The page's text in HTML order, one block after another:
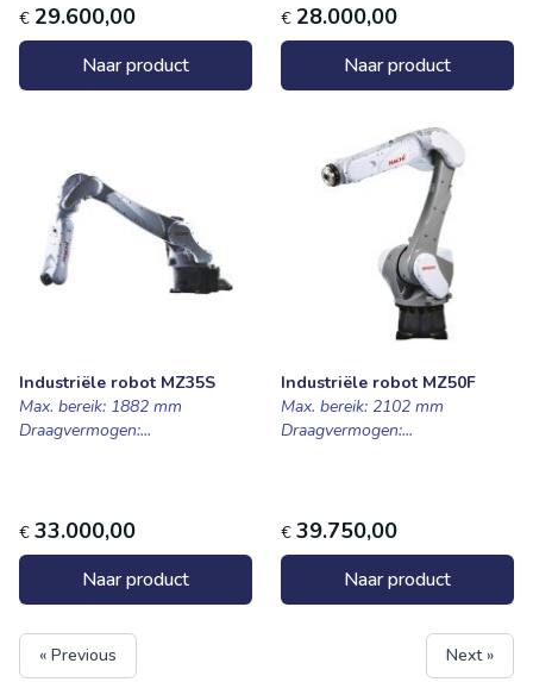
€ 29.600,00
Naar product
€ 28.000,00
Naar product
Industriële robot MZ35S
Max. bereik: 1882 mm
Draagvermogen:...
€ 33.000,00
Naar product
Industriële robot MZ50F
Max. bereik: 2102 mm
Draagvermogen:...
€ 39.750,00
Naar product
« Previous Next »